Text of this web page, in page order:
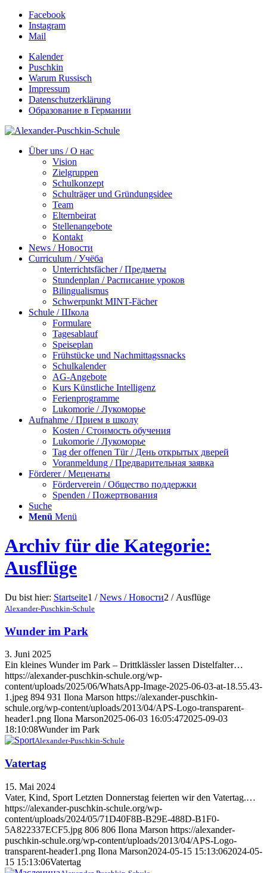
Facebook
Instagram
Mail
Kalender
Puschkin
Warum Russisch
Impressum
Datenschutzerklärung
Образование в Германии
Über uns / О нас
Vision
Zielgruppen
Schulkonzept
Schulträger und Gründungsidee
Team
Elternbeirat
Stellenangebote
Kontakt
News / Новости
Curriculum / Учёба
Unterrichtsfächer / Предметы
Stundenplan / Расписание уроков
Bilingualismus
Schwerpunkt MINT-Fächer
Schule / Школа
Formulare
Tagesablauf
Speiseplan
Frühstücke und Nachmittagssnacks
Schulkalender
AG-Angebote
Kurs Künstliche Intelligenz
Ferienprogramme
Lukomorie / Лукоморье
Aufnahme / Прием в школу
Kosten / Стоимость обучения
Lukomorie / Лукоморье
Tag der offenen Tür / День открытых дверей
Voranmeldung / Предварительная заявка
Förderer / Меценаты
Förderverein / Общество поддержки
Spenden / Пожертвования
Suche
Menü Menü
Archiv für die Kategorie:
Ausflüge
Du bist hier: Startseite1 / News / Новости2 / Ausflüge
Alexander-Puschkin-Schule
Wunder im Park
3. Juni 2025
Ein kleines Wunder im Park – Drittklässler lassen Distelfalter…
https://alexander-puschkin-schule.org/wp-
content/uploads/2025/06/WhatsApp-Image-2025-06-03-at-18.55.43-
1.jpeg 894 931 Ilona Marson https://alexander-puschkin-
schule.org/wp-content/uploads/2013/04/APS-Logo-transparent-
header1.png Ilona Marson2025-06-03 16:05:472025-09-03
18:10:08Wunder im Park
Alexander-Puschkin-Schule
Vatertag
15. Mai 2024
Vater, Kind, Sport Letzten Donnerstag feierten wir den Vatertag.…
https://alexander-puschkin-schule.org/wp-
content/uploads/2024/05/71D40F8B-B29E-488D-B1F0-
5A822337ECF5.jpg 806 806 Ilona Marson https://alexander-
puschkin-schule.org/wp-content/uploads/2013/04/APS-Logo-
transparent-header1.png Ilona Marson2024-05-15 15:13:062024-05-
15 15:13:06Vatertag